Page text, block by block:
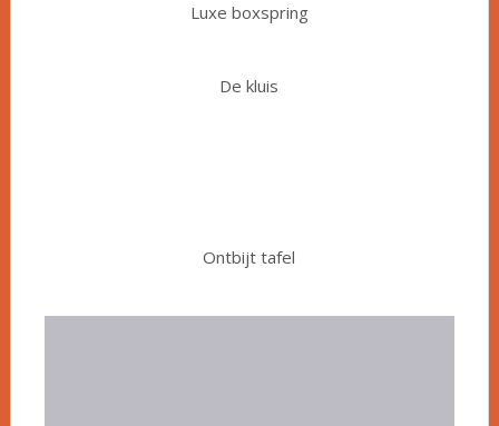
Luxe boxspring
De kluis
Ontbijt tafel